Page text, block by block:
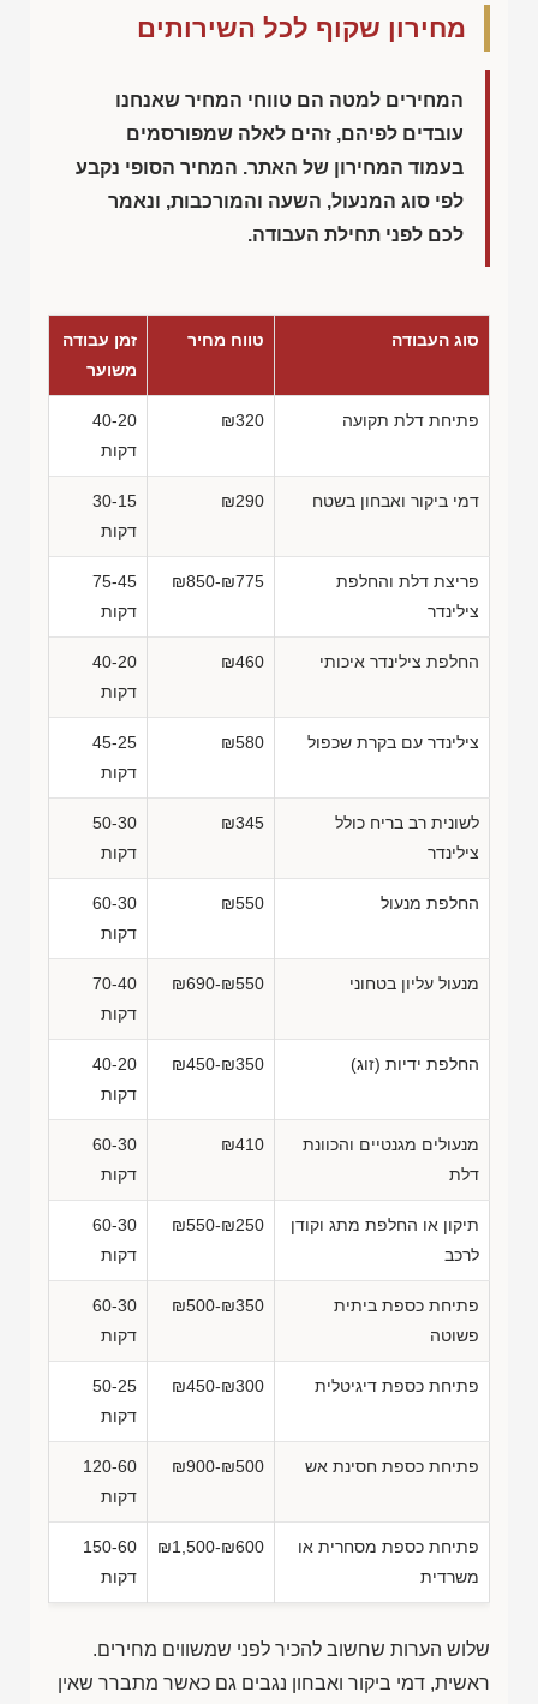
מחירון שקוף לכל השירותים
המחירים למטה הם טווחי המחיר שאנחנו
עובדים לפיהם, זהים לאלה שמפורסמים
בעמוד המחירון של האתר. המחיר הסופי נקבע
לפי סוג המנעול, השעה והמורכבות, ונאמר
לכם לפני תחילת העבודה.
סוג העבודה טווח מחיר
זמן עבודה
משוער
פתיחת דלת תקועה ₪320
40-20
דקות
דמי ביקור ואבחון בשטח ₪290
30-15
דקות
פריצת דלת והחלפת
צילינדר
₪850-₪775
75-45
דקות
החלפת צילינדר איכותי ₪460
40-20
דקות
צילינדר עם בקרת שכפול ₪580
45-25
דקות
לשונית רב בריח כולל
צילינדר
₪345
50-30
דקות
החלפת מנעול ₪550
60-30
דקות
מנעול עליון בטחוני ₪690-₪550
70-40
דקות
החלפת ידיות (זוג) ₪450-₪350
40-20
דקות
מנעולים מגנטיים והכוונת
דלת
₪410
60-30
דקות
תיקון או החלפת מתג וקודן
לרכב
₪550-₪250
60-30
דקות
פתיחת כספת ביתית
פשוטה
₪500-₪350
60-30
דקות
פתיחת כספת דיגיטלית ₪450-₪300
50-25
דקות
פתיחת כספת חסינת אש ₪900-₪500
120-60
דקות
פתיחת כספת מסחרית או
משרדית
₪1,500-₪600
150-60
דקות
שלוש הערות שחשוב להכיר לפני שמשווים מחירים.
ראשית, דמי ביקור ואבחון נגבים גם כאשר מתברר שאין